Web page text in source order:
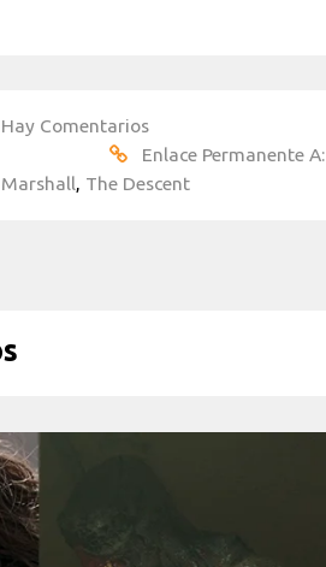
Comentarios
Enlace Permanente A:
, The Descent